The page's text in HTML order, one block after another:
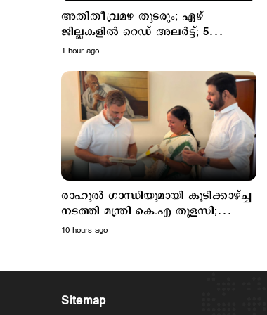
അതിതീവ്രമഴ തുടരും; ഏഴ്
ജില്ലകളില്‍ റെഡ് അലര്‍ട്ട്; 5
ജില്ലകളില്‍ ഓറഞ്ച് അലര്‍ട്ട്
1 hour ago
രാഹുൽ ഗാന്ധിയുമായി കൂടിക്കാഴ്ച്ച
നടത്തി മന്ത്രി കെ.എ തുളസി;
ഓണക്കോടിയും സമ്മാനിച്ചു..
10 hours ago
Sitemap